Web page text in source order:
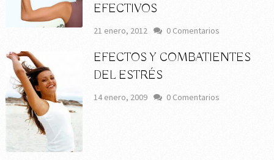
EFECTIVOS
21 enero, 2012 0 Comentarios
EFECTOS Y COMBATIENTES
DEL ESTRÉS
14 enero, 2009 0 Comentarios